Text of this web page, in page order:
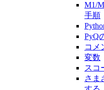
M1/
手順
PyQ
コメ
変数
スコ
さま